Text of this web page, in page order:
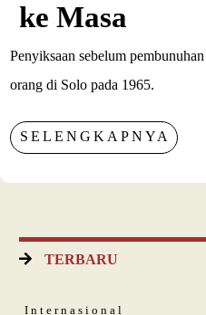
ke Masa
Penyiksaan sebelum
orang di Solo pada 1965.
SELENGKAPNYA
TERBARU
Internasional